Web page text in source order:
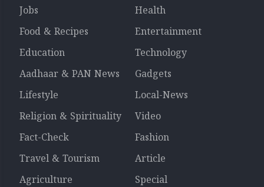
Jobs
Health
Food & Recipes
Entertainment
Education
Technology
Aadhaar & PAN News
Gadgets
Lifestyle
Local-News
Religion & Spirituality
Video
Fact-Check
Fashion
Travel & Tourism
Article
Agriculture
Special